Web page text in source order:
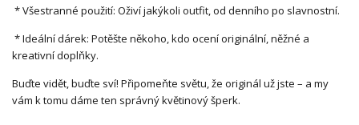
* Všestranné použití: Oživí jakýkoli outfit, od denního po slavnostní.
* Ideální dárek: Potěšte někoho, kdo ocení originální, něžné a
kreativní doplňky.
Buďte vidět, buďte sví! Připomeňte světu, že originál už jste – a my
vám k tomu dáme ten správný květinový šperk.